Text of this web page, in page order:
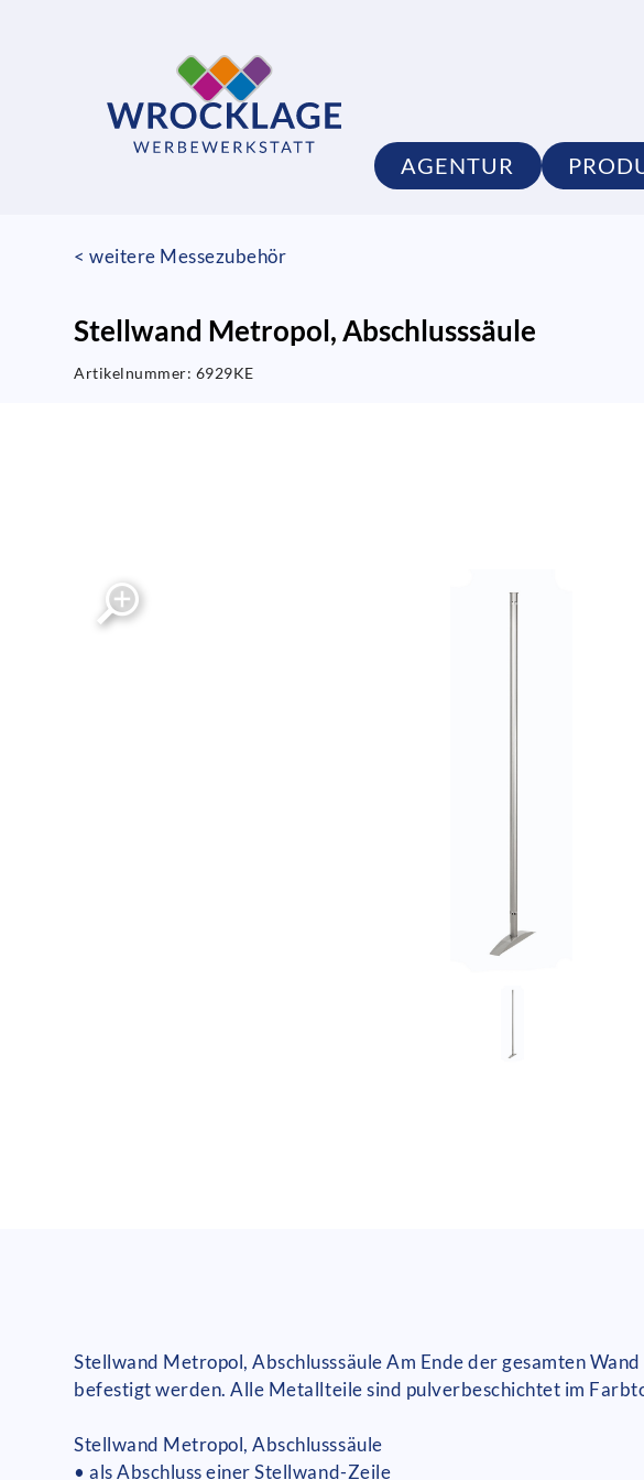
AGENTUR
< weitere Messezubehör
Stellwand Metropol, Abschlusssäule
Artikelnummer: 6929KE
Stellwand Metropol, Abschlusssäule Am Ende der gesamten
befestigt werden. Alle Metallteile sind pulverbeschichtet im
Stellwand Metropol, Abschlusssäule
• als Abschluss einer Stellwand-Zeile